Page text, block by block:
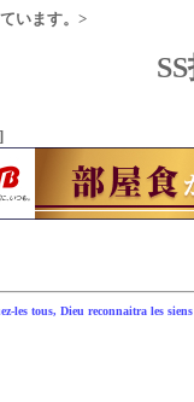
います。>
les tous, Dieu reconnaitra les siens